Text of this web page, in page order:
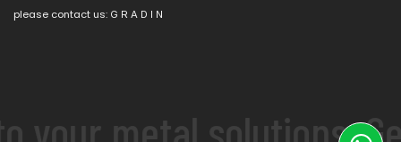
please contact us: G R A D I N
metal solutions.